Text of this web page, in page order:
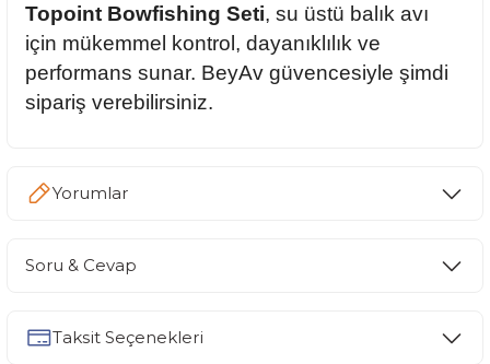
Topoint Bowfishing Seti, su üstü balık avı
için mükemmel kontrol, dayanıklılık ve
performans sunar. BeyAv güvencesiyle şimdi
sipariş verebilirsiniz.
Yorumlar
Soru & Cevap
Taksit Seçenekleri